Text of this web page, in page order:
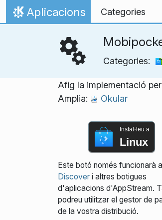
Salta fins al contingut
Inici
Aplicacions Categories
Categories:
Afig la implementació
Amplia:
Okular
Instal·leu a
Linux
Este botó només funcionarà
Discoveri altres botigues
d'aplicacions d'AppStream.
podreu utilitzar el gestor de
de la vostra distribució.